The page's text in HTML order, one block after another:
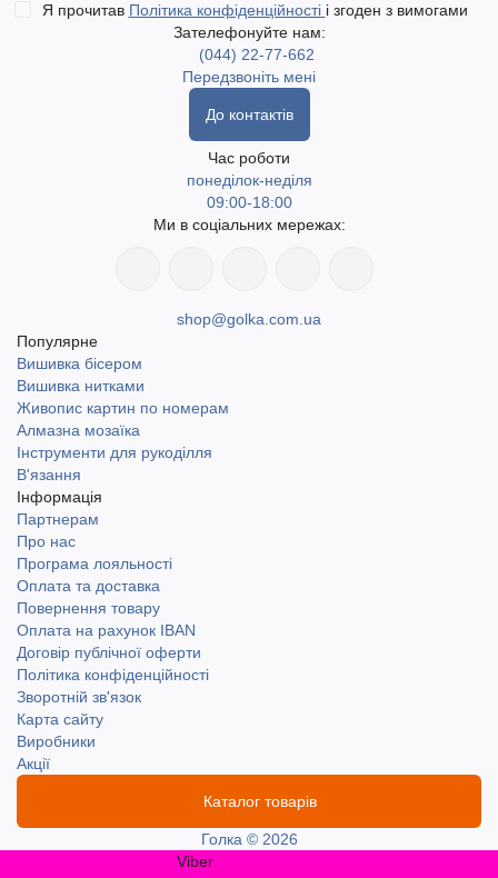
Я прочитав Політика конфіденційності і згоден з вимогами
Зателефонуйте нам:
(044) 22-77-662
Передзвоніть мені
До контактів
Час роботи
понеділок-неділя
09:00-18:00
Ми в соціальних мережах:
shop@golka.com.ua
Популярне
Вишивка бісером
Вишивка нитками
Живопис картин по номерам
Алмазна мозаїка
Інструменти для рукоділля
В'язання
Інформація
Партнерам
Про нас
Програма лояльності
Оплата та доставка
Повернення товару
Оплата на рахунок IBAN
Договір публічної оферти
Політика конфіденційності
Зворотній зв'язок
Карта сайту
Виробники
Акції
Каталог товарів
Голка © 2026
Viber